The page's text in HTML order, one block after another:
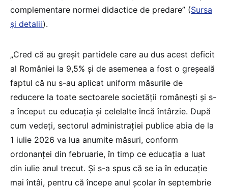
complementare normei didactice de predare” (Sursa
și detalii).
„Cred că au greșit partidele care au dus acest deficit
al României la 9,5% și de asemenea a fost o greșeală
faptul că nu s-au aplicat uniform măsurile de
reducere la toate sectoarele societății românești și s-
a început cu educația și celelalte încă întârzie. După
cum vedeți, sectorul administrației publice abia de la
1 iulie 2026 va lua anumite măsuri, conform
ordonanței din februarie, în timp ce educația a luat
din iulie anul trecut. Și s-a spus că se ia în educație
mai întâi, pentru că începe anul școlar în septembrie